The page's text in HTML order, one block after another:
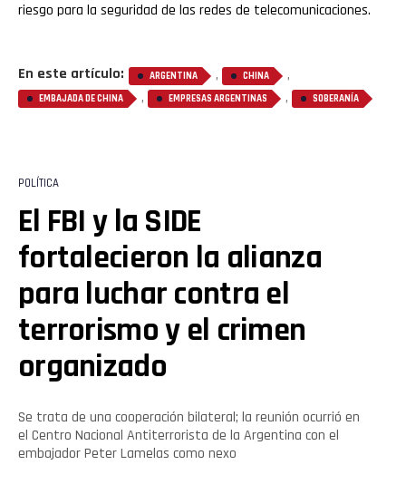
riesgo para la seguridad de las redes de telecomunicaciones.
En este artículo: ARGENTINA , CHINA ,
EMBAJADA DE CHINA , EMPRESAS ARGENTINAS , SOBERANÍA
POLÍTICA
El FBI y la SIDE
fortalecieron la alianza
para luchar contra el
terrorismo y el crimen
organizado
Se trata de una cooperación bilateral; la reunión ocurrió en
el Centro Nacional Antiterrorista de la Argentina con el
embajador Peter Lamelas como nexo